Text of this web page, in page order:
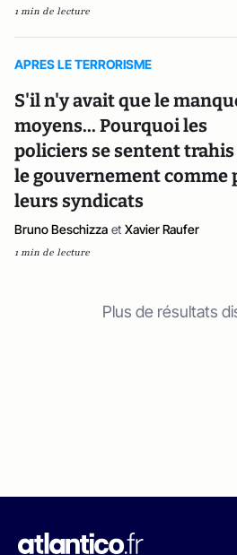
1 min de lecture
APRES LE TERRORISME
S'il n'y avait que le
moyens... Pourquoi les
policiers se sentent
le gouvernement comme
leurs syndicats
Bruno Beschizza et Xavier Raufer
1 min de lecture
Plus de résultats